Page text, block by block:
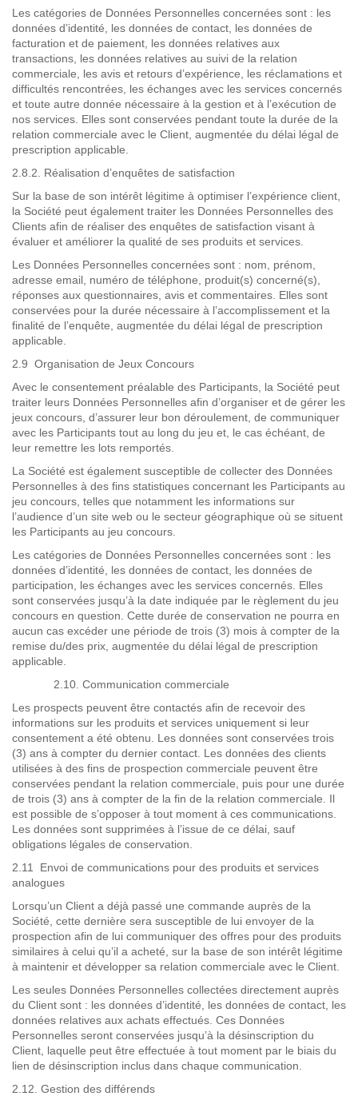
Les catégories de Données Personnelles concernées sont : les
données d’identité, les données de contact, les données de
facturation et de paiement, les données relatives aux
transactions, les données relatives au suivi de la relation
commerciale, les avis et retours d’expérience, les réclamations et
difficultés rencontrées, les échanges avec les services concernés
et toute autre donnée nécessaire à la gestion et à l’exécution de
nos services. Elles sont conservées pendant toute la durée de la
relation commerciale avec le Client, augmentée du délai légal de
prescription applicable.
2.8.2. Réalisation d’enquêtes de satisfaction
Sur la base de son intérêt légitime à optimiser l’expérience client,
la Société peut également traiter les Données Personnelles des
Clients afin de réaliser des enquêtes de satisfaction visant à
évaluer et améliorer la qualité de ses produits et services.
Les Données Personnelles concernées sont : nom, prénom,
adresse email, numéro de téléphone, produit(s) concerné(s),
réponses aux questionnaires, avis et commentaires. Elles sont
conservées pour la durée nécessaire à l’accomplissement et la
finalité de l’enquête, augmentée du délai légal de prescription
applicable.
2.9 Organisation de Jeux Concours
Avec le consentement préalable des Participants, la Société peut
traiter leurs Données Personnelles afin d’organiser et de gérer les
jeux concours, d’assurer leur bon déroulement, de communiquer
avec les Participants tout au long du jeu et, le cas échéant, de
leur remettre les lots remportés.
La Société est également susceptible de collecter des Données
Personnelles à des fins statistiques concernant les Participants au
jeu concours, telles que notamment les informations sur
l’audience d’un site web ou le secteur géographique où se situent
les Participants au jeu concours.
Les catégories de Données Personnelles concernées sont : les
données d’identité, les données de contact, les données de
participation, les échanges avec les services concernés. Elles
sont conservées jusqu’à la date indiquée par le règlement du jeu
concours en question. Cette durée de conservation ne pourra en
aucun cas excéder une période de trois (3) mois à compter de la
remise du/des prix, augmentée du délai légal de prescription
applicable.
2.10. Communication commerciale
Les prospects peuvent être contactés afin de recevoir des
informations sur les produits et services uniquement si leur
consentement a été obtenu. Les données sont conservées trois
(3) ans à compter du dernier contact. Les données des clients
utilisées à des fins de prospection commerciale peuvent être
conservées pendant la relation commerciale, puis pour une durée
de trois (3) ans à compter de la fin de la relation commerciale. Il
est possible de s’opposer à tout moment à ces communications.
Les données sont supprimées à l’issue de ce délai, sauf
obligations légales de conservation.
2.11 Envoi de communications pour des produits et services
analogues
Lorsqu’un Client a déjà passé une commande auprès de la
Société, cette dernière sera susceptible de lui envoyer de la
prospection afin de lui communiquer des offres pour des produits
similaires à celui qu’il a acheté, sur la base de son intérêt légitime
à maintenir et développer sa relation commerciale avec le Client.
Les seules Données Personnelles collectées directement auprès
du Client sont : les données d’identité, les données de contact, les
données relatives aux achats effectués. Ces Données
Personnelles seront conservées jusqu’à la désinscription du
Client, laquelle peut être effectuée à tout moment par le biais du
lien de désinscription inclus dans chaque communication.
2.12. Gestion des différends